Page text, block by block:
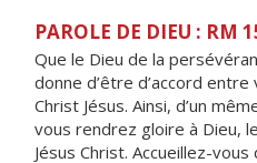
PAROLE DE DIEU : RM
Que le Dieu de la
donne d’être d’accord entre
Christ Jésus. Ainsi, d’un
vous rendrez gloire à Dieu,
Jésus Christ. Accueillez-